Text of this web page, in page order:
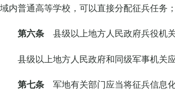
域内普通高等学校，可以直接分配征兵任务
第六条 县级以上地方人民政府兵役机
县级以上地方人民政府和同级军事机关
第七条 军地有关部门应当将征兵信息